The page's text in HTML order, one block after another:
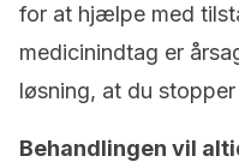
for at hjælpe med
medicinindtag er
løsning, at du
Behandlingen vil